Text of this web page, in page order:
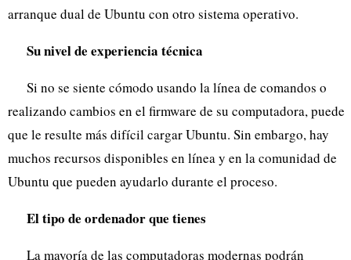
arranque dual de Ubuntu con otro sistema operativo.
Su nivel de experiencia técnica
Si no se siente cómodo usando la línea de comandos o
realizando cambios en el firmware de su computadora, puede
que le resulte más difícil cargar Ubuntu. Sin embargo, hay
muchos recursos disponibles en línea y en la comunidad de
Ubuntu que pueden ayudarlo durante el proceso.
El tipo de ordenador que tienes
La mayoría de las computadoras modernas podrán